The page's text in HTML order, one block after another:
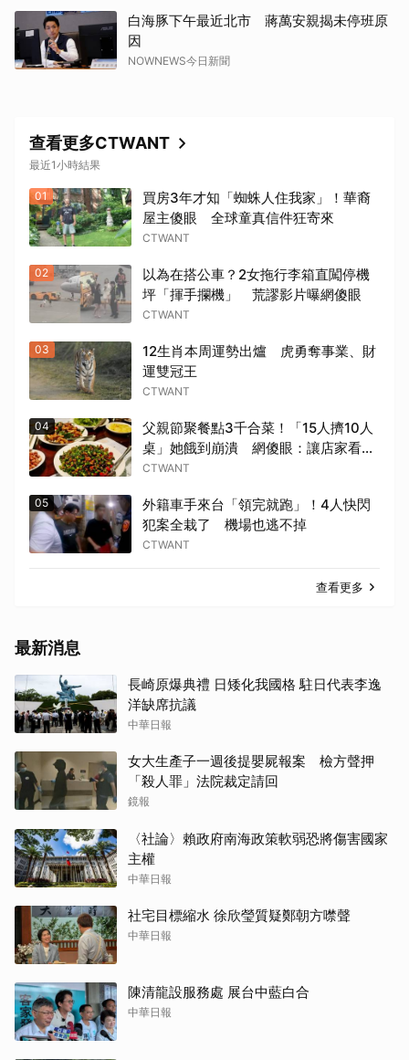
白海豚下午最近北市 蔣萬安親揭未停班原
因
NOWNEWS今日新聞
查看更多CTWANT
最近1小時結果
01
買房3年才知「蜘蛛人住我家」！華裔
屋主傻眼 全球童真信件狂寄來
CTWANT
02
以為在搭公車？2女拖行李箱直闖停機
坪「揮手攔機」 荒謬影片曝網傻眼
CTWANT
03
12生肖本周運勢出爐 虎勇奪事業、財
運雙冠王
CTWANT
04
父親節聚餐點3千合菜！「15人擠10人
桌」她餓到崩潰 網傻眼：讓店家看笑
話
CTWANT
05
外籍車手來台「領完就跑」！4人快閃
犯案全栽了 機場也逃不掉
CTWANT
查看更多
最新消息
長崎原爆典禮 日矮化我國格 駐日代表李逸
洋缺席抗議
中華日報
女大生產子一週後提嬰屍報案 檢方聲押
「殺人罪」法院裁定請回
鏡報
〈社論〉賴政府南海政策軟弱恐將傷害國家
主權
中華日報
社宅目標縮水 徐欣瑩質疑鄭朝方噤聲
中華日報
陳清龍設服務處 展台中藍白合
中華日報